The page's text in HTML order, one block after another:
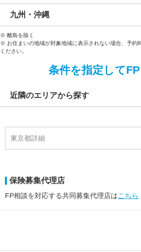
九州・沖縄
※ 離島を除く
※ お住まいの地域が対象地域に表示されない場合、予約
ください。
条件を指定して
近隣のエリアから探す
東京都詳細
保険募集代理店
FP相談を対応する共同募集代理店はこちら